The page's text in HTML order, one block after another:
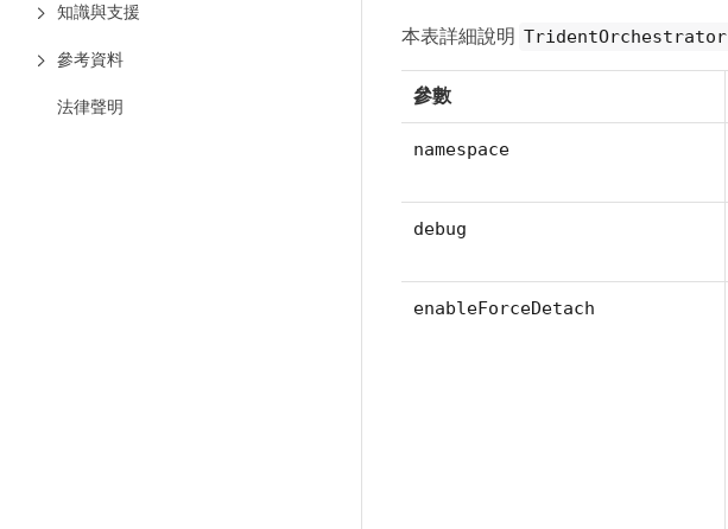
知識與支援
參考資料
法律聲明
本表詳細說明 TridentOrchestrator
參數
namespace
debug
enableForceDetach